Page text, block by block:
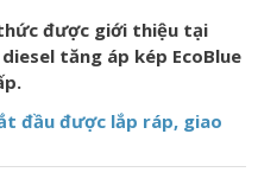
được giới thiệu tại
tăng áp kép EcoBlue
đầu được lắp ráp, giao